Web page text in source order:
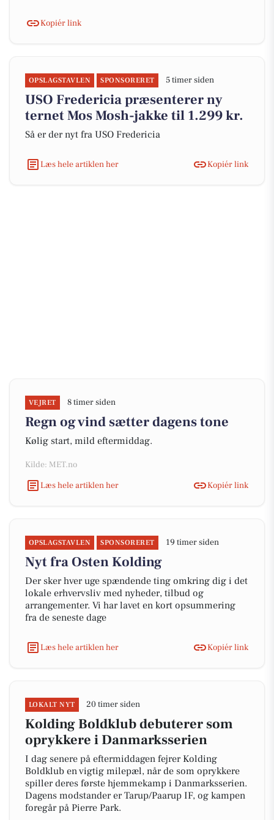
Kopiér link
OPSLAGSTAVLEN SPONSORERET 5 timer siden
USO Fredericia præsenterer ny
ternet Mos Mosh-jakke til 1.299 kr.
Så er der nyt fra USO Fredericia
Læs hele artiklen her Kopiér link
VEJRET 8 timer siden
Regn og vind sætter dagens tone
Kølig start, mild eftermiddag.
Kilde: MET.no
Læs hele artiklen her
Kopiér link
OPSLAGSTAVLEN SPONSORERET 19 timer siden
Nyt fra Osten Kolding
Der sker hver uge spændende ting omkring dig i det
lokale erhvervsliv med nyheder, tilbud og
arrangementer. Vi har lavet en kort opsummering
fra de seneste dage
Læs hele artiklen her Kopiér link
LOKALT NYT 20 timer siden
Kolding Boldklub debuterer som
oprykkere i Danmarksserien
I dag senere på eftermiddagen fejrer Kolding
Boldklub en vigtig milepæl, når de som oprykkere
spiller deres første hjemmekamp i Danmarksserien.
Dagens modstander er Tarup/Paarup IF, og kampen
foregår på Pierre Park.